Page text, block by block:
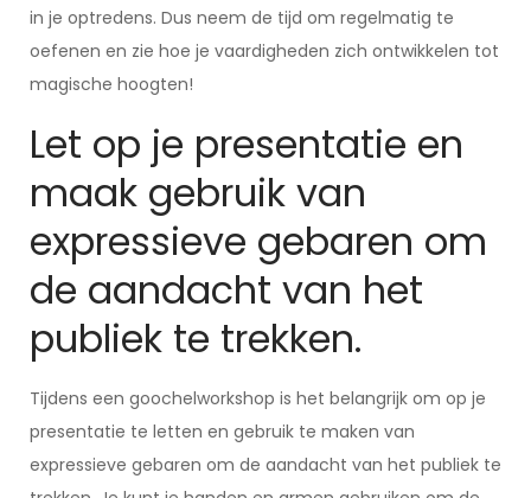
in je optredens. Dus neem de tijd om regelmatig te
oefenen en zie hoe je vaardigheden zich ontwikkelen tot
magische hoogten!
Let op je presentatie en
maak gebruik van
expressieve gebaren om
de aandacht van het
publiek te trekken.
Tijdens een goochelworkshop is het belangrijk om op je
presentatie te letten en gebruik te maken van
expressieve gebaren om de aandacht van het publiek te